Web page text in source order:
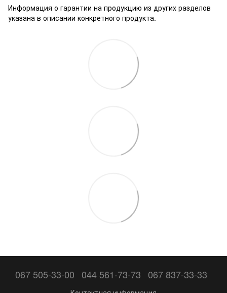
Информация о гарантии на продукцию из других разделов
указана в описании конкретного продукта.
067 505-33-00 044 561-73-73 067 837-33-33